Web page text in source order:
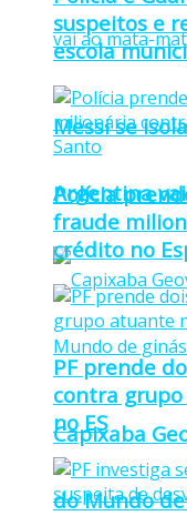
Messi se
Argentina
Capixaba
do Mundo
suspeitos e
escola
Polícia
fraude
crédito no
PF prende
contra
no ES